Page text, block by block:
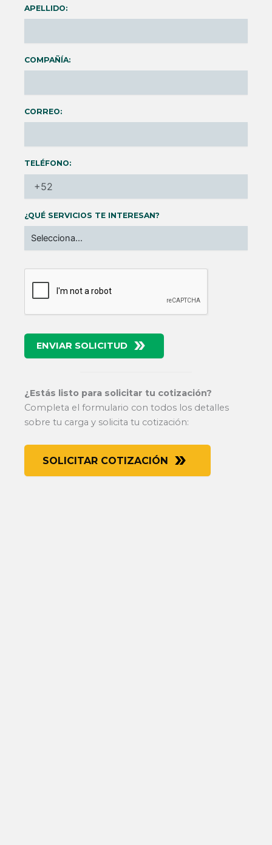
APELLIDO:
COMPAÑÍA:
CORREO:
TELÉFONO:
¿QUÉ SERVICIOS TE INTERESAN?
ENVIAR SOLICITUD
¿Estás listo para solicitar tu cotización?
Completa el formulario con todos los detalles
sobre tu carga y solicita tu cotización:
SOLICITAR COTIZACIÓN